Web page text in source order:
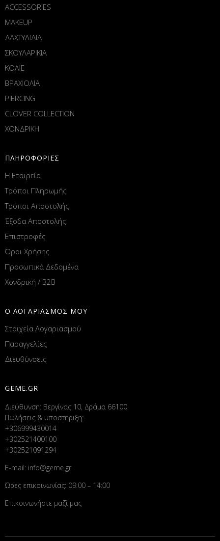
ACCESSORIES
MAKEUP
ΔΑΧΤΥΛΙΔΙΑ
ΣΚΟΥΛΑΡΙΚΙΑ
ΚΟΛΙΕ
ΒΡΑΧΙΟΛΙΑ
PIERCING
CLOVER COLLECTION
ΧΟΝΔΡΙΚΗ
ΠΛΗΡΟΦΟΡΙΕΣ
Η Εταιρεία
Τρόποι Πληρωμής
Τρόποι Αποστολής
Έξοδα Αποστολής
Επιστροφές
Όροι Χρήσης
Προσωπικά Δεδομένα
Χονδρική / B2B
Ο ΛΟΓΑΡΙΑΣΜΟΣ ΜΟΥ
Στοιχεία Λογαριασμού
Παραγγελίες
Διευθύνσεις
GEME.GR
Διεύθυνση: Βεργίνας 10, Δράμα 66100
Πωλήσεις & υποστήριξη:
+306999430014
+302521400100
+302521091294
E-mail: info@geme.gr
Ώρες επικοινωνίας: 09:00 – 14:00
Επικοινωνήστε μαζί μας